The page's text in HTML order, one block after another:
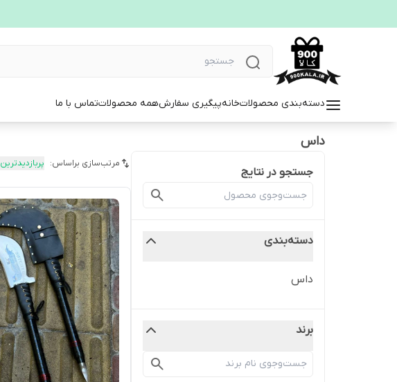
دسته‌بندی محصولاتخانهپیگیری سفارشهمه محصولاتتماس با ما
داس
جستجو در نتایج
دسته‌بندی
داس
برند
مرتب‌سازی براساس: پربازدیدترین